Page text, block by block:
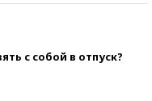
с собой в отпуск?